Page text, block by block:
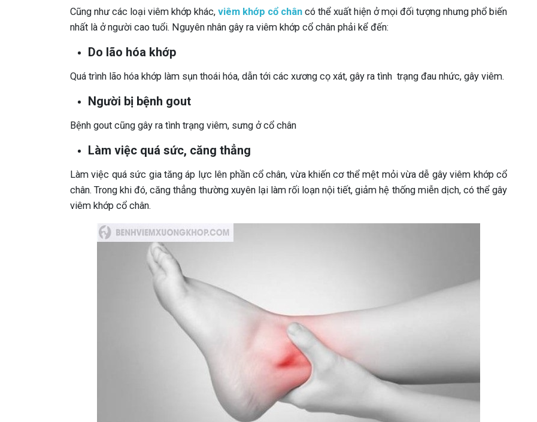
Cũng như các loại viêm khớp khác, viêm khớp cổ chân có thể xuất hiện ở mọi đối tượng nhưng phổ biến
nhất là ở người cao tuổi. Nguyên nhân gây ra viêm khớp cổ chân phải kể đến:
Do lão hóa khớp
Quá trình lão hóa khớp làm sụn thoái hóa, dẫn tới các xương cọ xát, gây ra tình trạng đau nhức, gây viêm.
Người bị bệnh gout
Bệnh gout cũng gây ra tình trạng viêm, sưng ở cổ chân
Làm việc quá sức, căng thẳng
Làm việc quá sức gia tăng áp lực lên phần cổ chân, vừa khiến cơ thể mệt mỏi vừa dễ gây viêm khớp cổ
chân. Trong khi đó, căng thẳng thường xuyên lại làm rối loạn nội tiết, giảm hệ thống miễn dịch, có thể gây
viêm khớp cổ chân.